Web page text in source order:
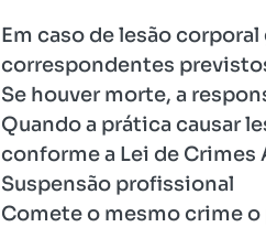
Em caso de lesão
correspondentes
Se houver morte, a
Quando a prática causar
conforme a Lei de Crimes
Suspensão profissional
Comete o mesmo crime